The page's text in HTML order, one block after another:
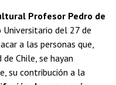
Profesor Pedro de
del 27 de
a las personas que,
Chile, se hayan
su contribución a la